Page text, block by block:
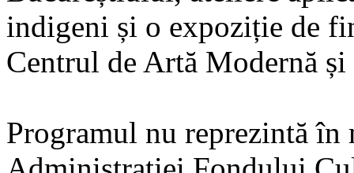
indigeni și o expoziție de
Centrul de Artă Modernă
Programul nu reprezintă în